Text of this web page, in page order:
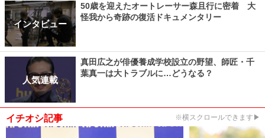
インタビュー
50歳を迎えたオートレーサー森且行に密着 大
怪我から奇跡の復活ドキュメンタリー
人気連載
真田広之が俳優養成学校設立の野望、師匠・千
葉真一は大トラブルに…どうなる？
イチオシ記事 ※横スクロールできます▶